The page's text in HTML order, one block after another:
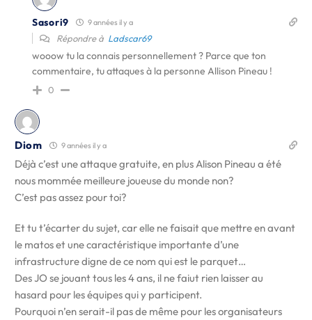
Sasori9 9 années il y a
Répondre à Ladscar69
wooow tu la connais personnellement ? Parce que ton
commentaire, tu attaques à la personne Allison Pineau !
0
Diom 9 années il y a
Déjà c’est une attaque gratuite, en plus Alison Pineau a été
nous mommée meilleure joueuse du monde non?
C’est pas assez pour toi?
Et tu t’écarter du sujet, car elle ne faisait que mettre en avant
le matos et une caractéristique importante d’une
infrastructure digne de ce nom qui est le parquet…
Des JO se jouant tous les 4 ans, il ne faiut rien laisser au
hasard pour les équipes qui y participent.
Pourquoi n’en serait-il pas de même pour les organisateurs